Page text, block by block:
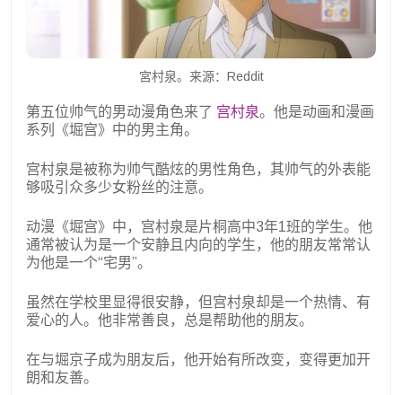
宮村泉。来源：Reddit
第五位帅气的男动漫角色来了 宫村泉。他是动画和漫画
系列《堀宫》中的男主角。
宫村泉是被称为帅气酷炫的男性角色，其帅气的外表能
够吸引众多少女粉丝的注意。
动漫《堀宫》中，宫村泉是片桐高中3年1班的学生。他
通常被认为是一个安静且内向的学生，他的朋友常常认
为他是一个“宅男”。
虽然在学校里显得很安静，但宫村泉却是一个热情、有
爱心的人。他非常善良，总是帮助他的朋友。
在与堀京子成为朋友后，他开始有所改变，变得更加开
朗和友善。